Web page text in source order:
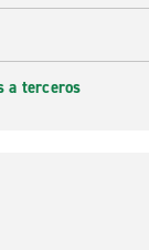
a terceros